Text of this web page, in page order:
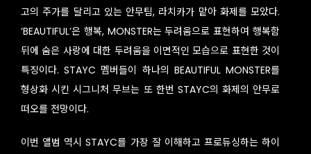
고의 주가를 달리고 있는 안무팀, 라치카가 맡아 화제를 모았다.
‘BEAUTIFUL’은 행복, MONSTER는 두려움으로 표현하여 행복함
뒤에 숨은 사랑에 대한 두려움을 이면적인 모습으로 표현한 것이
특징이다. STAYC 멤버들이 하나의 BEAUTIFUL MONSTER를
형상화 시킨 시그니처 무브는 또 한번 STAYC의 화제의 안무로
떠오를 전망이다.
이번 앨범 역시 STAYC를 가장 잘 이해하고 프로듀싱하는 하이